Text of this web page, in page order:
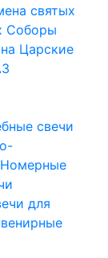
святых
Соборы
Царские
свечи
Номерные
для